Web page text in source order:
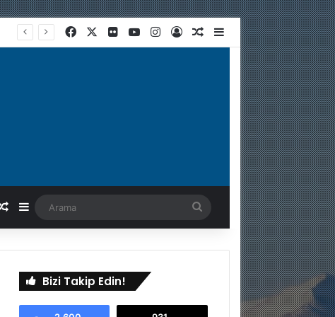
FacebookFlickrYouTubeInstagram
Kayıt OlRastgele Makale
Kenar Bölmesi
Rastgele Makale
Kenar Bölmesi
Bizi Takip Edin!